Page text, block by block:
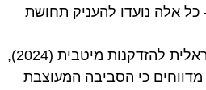
אלה נועדו להעניק תחושת
לפי סקר של המועצה הישראלית להזדקנות מיטבית (2024),
מדווחים כי הסביבה המעוצבת